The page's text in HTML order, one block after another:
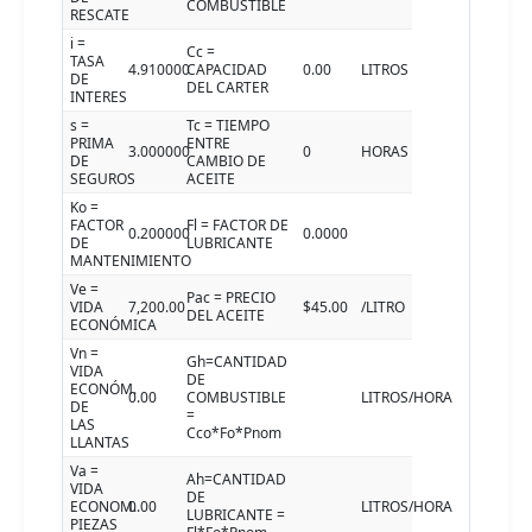
RESCATE
COMBUSTIBLE
i =
TASA
DE
INTERES
4.910000
Cc =
CAPACIDAD
DEL CARTER
0.00 LITROS
s =
PRIMA
DE
SEGUROS
3.000000
Tc = TIEMPO
ENTRE
CAMBIO DE
ACEITE
0 HORAS
Ko =
FACTOR
DE
MANTENIMIENTO
0.200000Fl = FACTOR DE
LUBRICANTE
0.0000
Ve =
VIDA
ECONÓMICA
7,200.00Pac = PRECIO
DEL ACEITE
$45.00 /LITRO
Vn =
VIDA
ECONÓM.
DE
LAS
LLANTAS
0.00
Gh=CANTIDAD
DE
COMBUSTIBLE
=
Cco*Fo*Pnom
LITROS/HORA
Va =
VIDA
ECONOM.
PIEZAS
0.00
Ah=CANTIDAD
DE
LUBRICANTE =
LITROS/HORA